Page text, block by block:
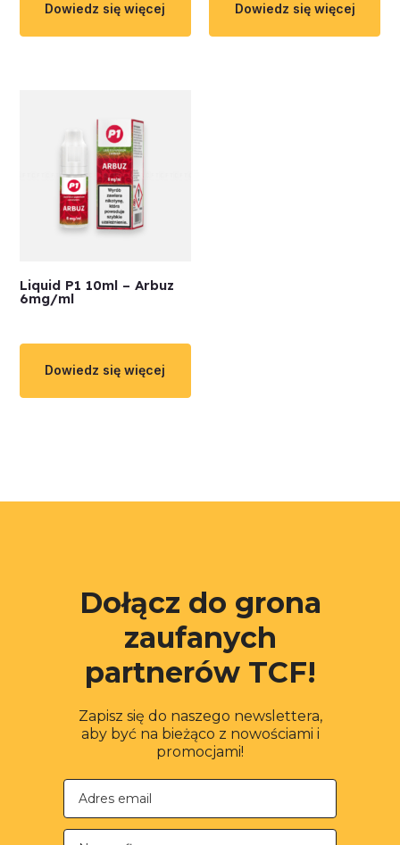
Dowiedz się więcej Dowiedz się więcej
Liquid P1 10ml – Arbuz
6mg/ml
Dowiedz się więcej
Dołącz do grona
zaufanych
partnerów TCF!
Zapisz się do naszego newslettera,
aby być na bieżąco z nowościami i
promocjami!
Nazwa firmy